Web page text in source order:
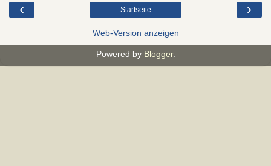
‹ ›
Startseite
Web-Version anzeigen
Powered by Blogger.